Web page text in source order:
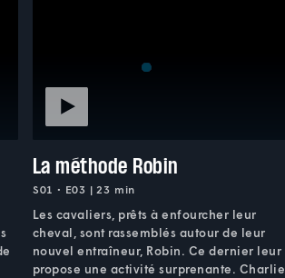
La méthode Robin
S01 • E03 | 23 min
Les cavaliers, prêts à enfourcher leur
cheval, sont rassemblés autour de leur
nouvel entraîneur, Robin. Ce dernier leur
propose une activité surprenante. Charlie